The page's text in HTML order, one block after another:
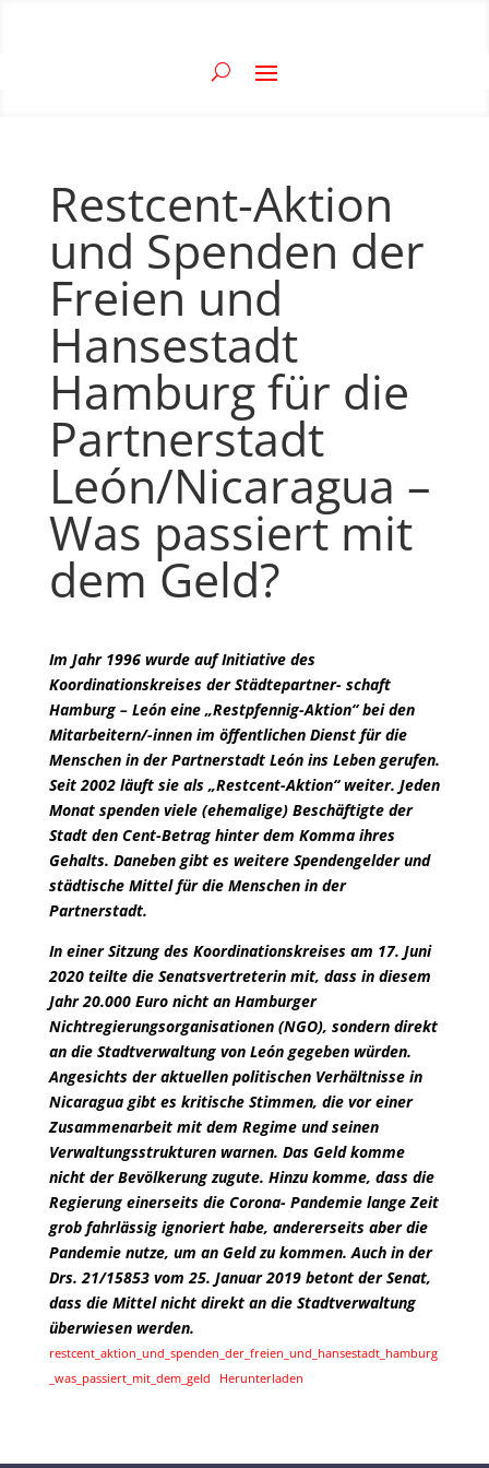
Restcent-Aktion
und Spenden der
Freien und
Hansestadt
Hamburg für die
Partnerstadt
León/Nicaragua –
Was passiert mit
dem Geld?
Im Jahr 1996 wurde auf Initiative des
Koordinationskreises der Städtepartner- schaft
Hamburg – León eine „Restpfennig-Aktion“ bei den
Mitarbeitern/-innen im öffentlichen Dienst für die
Menschen in der Partnerstadt León ins Leben gerufen.
Seit 2002 läuft sie als „Restcent-Aktion“ weiter. Jeden
Monat spenden viele (ehemalige) Beschäftigte der
Stadt den Cent-Betrag hinter dem Komma ihres
Gehalts. Daneben gibt es weitere Spendengelder und
städtische Mittel für die Menschen in der
Partnerstadt.
In einer Sitzung des Koordinationskreises am 17. Juni
2020 teilte die Senatsvertreterin mit, dass in diesem
Jahr 20.000 Euro nicht an Hamburger
Nichtregierungsorganisationen (NGO), sondern direkt
an die Stadtverwaltung von León gegeben würden.
Angesichts der aktuellen politischen Verhältnisse in
Nicaragua gibt es kritische Stimmen, die vor einer
Zusammenarbeit mit dem Regime und seinen
Verwaltungsstrukturen warnen. Das Geld komme
nicht der Bevölkerung zugute. Hinzu komme, dass die
Regierung einerseits die Corona- Pandemie lange Zeit
grob fahrlässig ignoriert habe, andererseits aber die
Pandemie nutze, um an Geld zu kommen. Auch in der
Drs. 21/15853 vom 25. Januar 2019 betont der Senat,
dass die Mittel nicht direkt an die Stadtverwaltung
überwiesen werden.
restcent_aktion_und_spenden_der_freien_und_hansestadt_hamburg
_was_passiert_mit_dem_geld
Herunterladen